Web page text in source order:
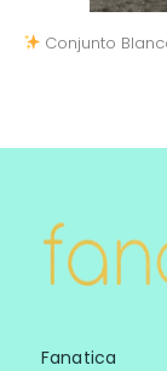
Conjunto
Fanatica